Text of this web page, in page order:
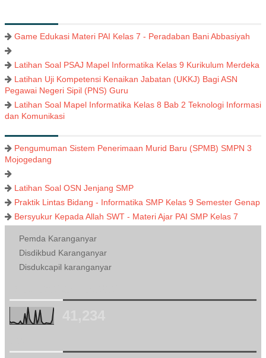
Game Edukasi Materi PAI Kelas 7 - Peradaban Bani Abbasiyah
Latihan Soal PSAJ Mapel Informatika Kelas 9 Kurikulum Merdeka
Latihan Uji Kompetensi Kenaikan Jabatan (UKKJ) Bagi ASN
Pegawai Negeri Sipil (PNS) Guru
Latihan Soal Mapel Informatika Kelas 8 Bab 2 Teknologi Informasi
dan Komunikasi
Pengumuman Sistem Penerimaan Murid Baru (SPMB) SMPN 3
Mojogedang
Latihan Soal OSN Jenjang SMP
Praktik Lintas Bidang - Informatika SMP Kelas 9 Semester Genap
Bersyukur Kepada Allah SWT - Materi Ajar PAI SMP Kelas 7
Pemda Karanganyar
Disdikbud Karanganyar
Disdukcapil karanganyar